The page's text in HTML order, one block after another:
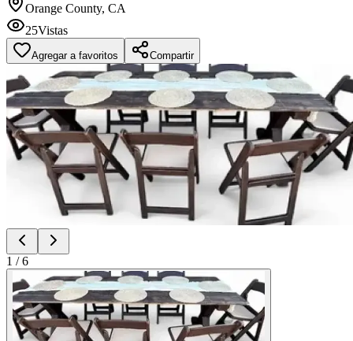
Orange County, CA
25Vistas
Agregar a favoritos Compartir
1 /6